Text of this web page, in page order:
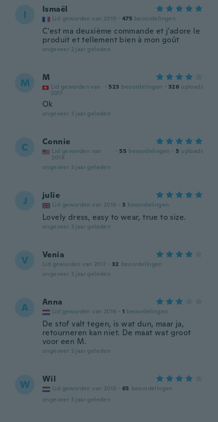
I Ismaël
Lid geworden van 2019 · 475 beoordelingen
C'est ma deuxième commande et j'adore le
produit et tellement bien à mon goût
ongeveer 2 jaar geleden
M M
Lid geworden van
2017
· 523 beoordelingen · 326 uploads
Ok
ongeveer 3 jaar geleden
C Connie
Lid geworden van
2018
· 55 beoordelingen · 5 uploads
ongeveer 3 jaar geleden
J julie
Lid geworden van 2016 · 3 beoordelingen
Lovely dress, easy to wear, true to size.
ongeveer 3 jaar geleden
V Venia
Lid geworden van 2017 · 32 beoordelingen
ongeveer 3 jaar geleden
A Anna
Lid geworden van 2016 · 1 beoordelingen
De stof valt tegen, is wat dun, maar ja,
retourneren kan niet. De maat wat groot
voor een M.
ongeveer 3 jaar geleden
W Wil
Lid geworden van 2018 · 65 beoordelingen
ongeveer 3 jaar geleden